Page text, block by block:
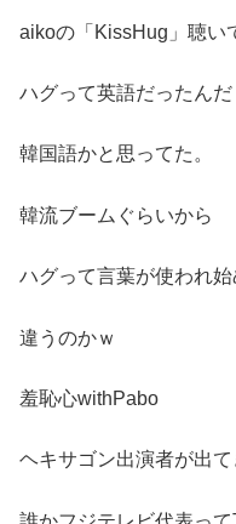
aikoの「KissHug」聴い
ハグって英語だったんだ
韓国語かと思ってた。
韓流ブームぐらいから
ハグって言葉が使われ始
違うのかｗ
羞恥心withPabo
ヘキサゴン出演者が出